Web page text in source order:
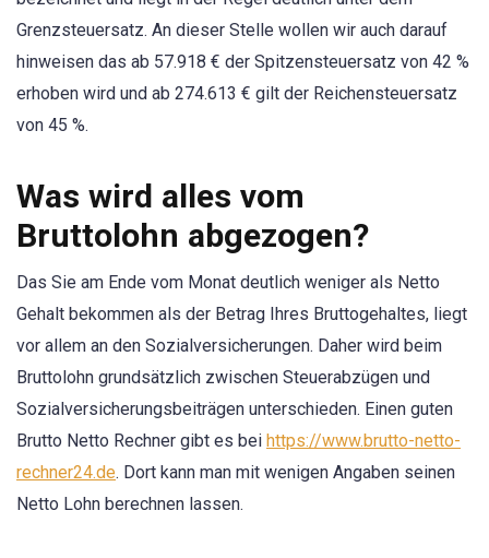
Grenzsteuersatz. An dieser Stelle wollen wir auch darauf
hinweisen das ab 57.918 € der Spitzensteuersatz von 42 %
erhoben wird und ab 274.613 € gilt der Reichensteuersatz
von 45 %.
Was wird alles vom
Bruttolohn abgezogen?
Das Sie am Ende vom Monat deutlich weniger als Netto
Gehalt bekommen als der Betrag Ihres Bruttogehaltes, liegt
vor allem an den Sozialversicherungen. Daher wird beim
Bruttolohn grundsätzlich zwischen Steuerabzügen und
Sozialversicherungsbeiträgen unterschieden. Einen guten
Brutto Netto Rechner gibt es bei https://www.brutto-netto-
rechner24.de. Dort kann man mit wenigen Angaben seinen
Netto Lohn berechnen lassen.